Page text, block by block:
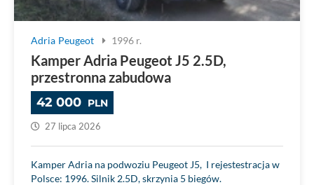
Adria Peugeot 1996 r.
Kamper Adria Peugeot J5 2.5D,
przestronna zabudowa
42 000 PLN
27 lipca 2026
Kamper Adria na podwoziu Peugeot J5, I rejestestracja w
Polsce: 1996. Silnik 2.5D, skrzynia 5 biegów.